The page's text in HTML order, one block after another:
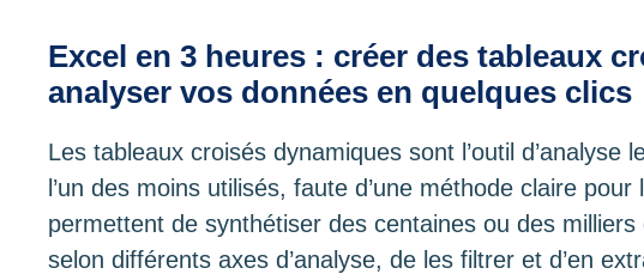
Excel en 3 heures : créer des tableaux
analyser vos données en quelques clics
Les tableaux croisés dynamiques sont l’outil
l’un des moins utilisés, faute d’une méthode claire
permettent de synthétiser des centaines ou des
selon différents axes d’analyse, de les filtrer et d’en